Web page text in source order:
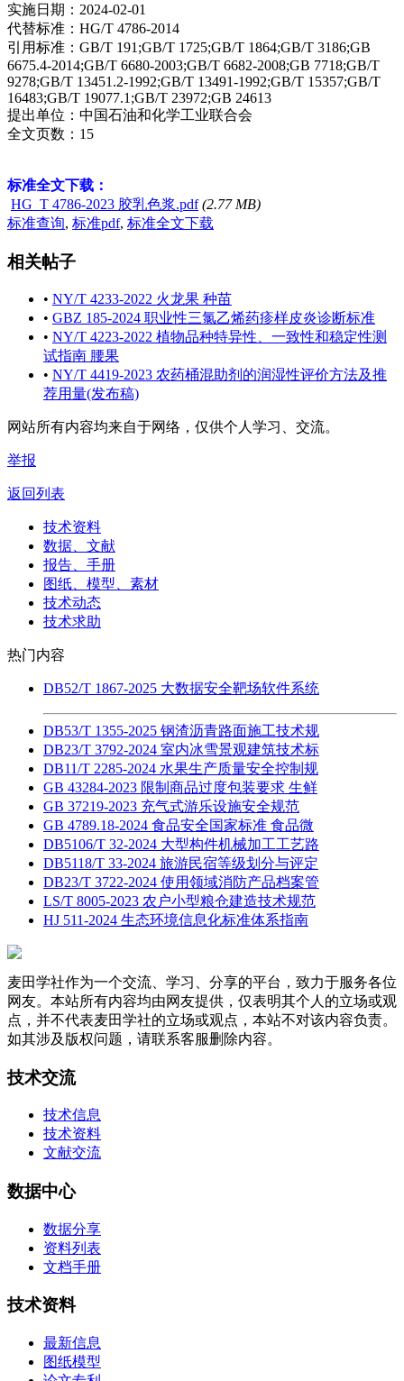
实施日期：2024-02-01
代替标准：HG/T 4786-2014
引用标准：GB/T 191;GB/T 1725;GB/T 1864;GB/T 3186;GB
6675.4-2014;GB/T 6680-2003;GB/T 6682-2008;GB 7718;GB/T
9278;GB/T 13451.2-1992;GB/T 13491-1992;GB/T 15357;GB/T
16483;GB/T 19077.1;GB/T 23972;GB 24613
提出单位：中国石油和化学工业联合会
全文页数：15
标准全文下载：
HG_T 4786-2023 胶乳色浆.pdf (2.77 MB)
标准查询, 标准pdf, 标准全文下载
相关帖子
• NY/T 4233-2022 火龙果 种苗
• GBZ 185-2024 职业性三氯乙烯药疹样皮炎诊断标准
• NY/T 4223-2022 植物品种特异性、一致性和稳定性测
试指南 腰果
• NY/T 4419-2023 农药桶混助剂的润湿性评价方法及推
荐用量(发布稿)
网站所有内容均来自于网络，仅供个人学习、交流。
举报
返回列表
技术资料
数据、文献
报告、手册
图纸、模型、素材
技术动态
技术求助
热门内容
DB52/T 1867-2025 大数据安全靶场软件系统
DB53/T 1355-2025 钢渣沥青路面施工技术规
DB23/T 3792-2024 室内冰雪景观建筑技术标
DB11/T 2285-2024 水果生产质量安全控制规
GB 43284-2023 限制商品过度包装要求 生鲜
GB 37219-2023 充气式游乐设施安全规范
GB 4789.18-2024 食品安全国家标准 食品微
DB5106/T 32-2024 大型构件机械加工工艺路
DB5118/T 33-2024 旅游民宿等级划分与评定
DB23/T 3722-2024 使用领域消防产品档案管
LS/T 8005-2023 农户小型粮仓建造技术规范
HJ 511-2024 生态环境信息化标准体系指南
麦田学社作为一个交流、学习、分享的平台，致力于服务各位
网友。本站所有内容均由网友提供，仅表明其个人的立场或观
点，并不代表麦田学社的立场或观点，本站不对该内容负责。
如其涉及版权问题，请联系客服删除内容。
技术交流
技术信息
技术资料
文献交流
数据中心
数据分享
资料列表
文档手册
技术资料
最新信息
图纸模型